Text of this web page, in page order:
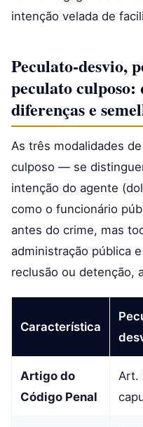
intenção velada de
Peculato-desvio,
peculato
diferenças e
As três modalidades
culposo — se
intenção do agente
como o funcionário
antes do crime, mas
administração pública
reclusão ou detenção,
Característica
Artigo do
Código Penal
Art.